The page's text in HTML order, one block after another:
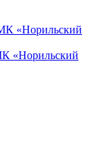
«Норильский
«Норильский